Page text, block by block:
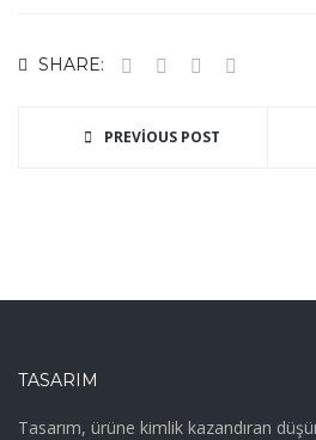
SHARE:
PREVIOUS POST
TASARIM
Tasarım, ürüne kimlik kazandıran